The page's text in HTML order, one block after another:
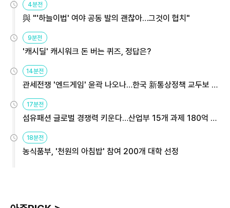
4분전
與 "'하늘이법' 여야 공동 발의 괜찮아…그것이 협치"
9분전
'캐시딜' 캐시워크 돈 버는 퀴즈, 정답은?
14분전
관세전쟁 '엔드게임' 윤곽 나오나…한국 新통상정책 교두보 활
용해야
17분전
섬유패션 글로벌 경쟁력 키운다…산업부 15개 과제 180억 지
원
18분전
농식품부, '천원의 아침밥' 참여 200개 대학 선정